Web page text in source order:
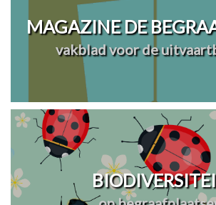
MAGAZINE DE
vakblad voor de